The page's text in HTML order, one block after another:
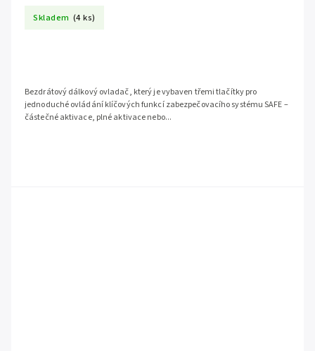
Skladem (4 ks)
Bezdrátový dálkový ovladač, který je vybaven třemi tlačítky pro
jednoduché ovládání klíčových funkcí zabezpečovacího systému SAFE –
částečné aktivace, plné aktivace nebo...